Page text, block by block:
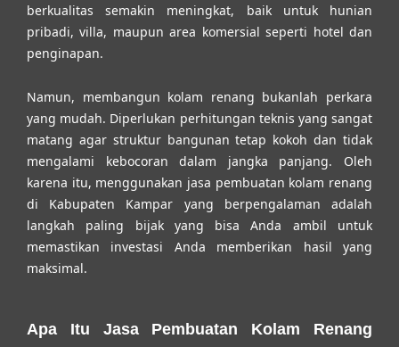
berkualitas semakin meningkat, baik untuk hunian
pribadi, villa, maupun area komersial seperti hotel dan
penginapan.
Namun, membangun kolam renang bukanlah perkara
yang mudah. Diperlukan perhitungan teknis yang sangat
matang agar struktur bangunan tetap kokoh dan tidak
mengalami kebocoran dalam jangka panjang. Oleh
karena itu, menggunakan jasa pembuatan kolam renang
di Kabupaten Kampar yang berpengalaman adalah
langkah paling bijak yang bisa Anda ambil untuk
memastikan investasi Anda memberikan hasil yang
maksimal.
Apa Itu Jasa Pembuatan Kolam Renang